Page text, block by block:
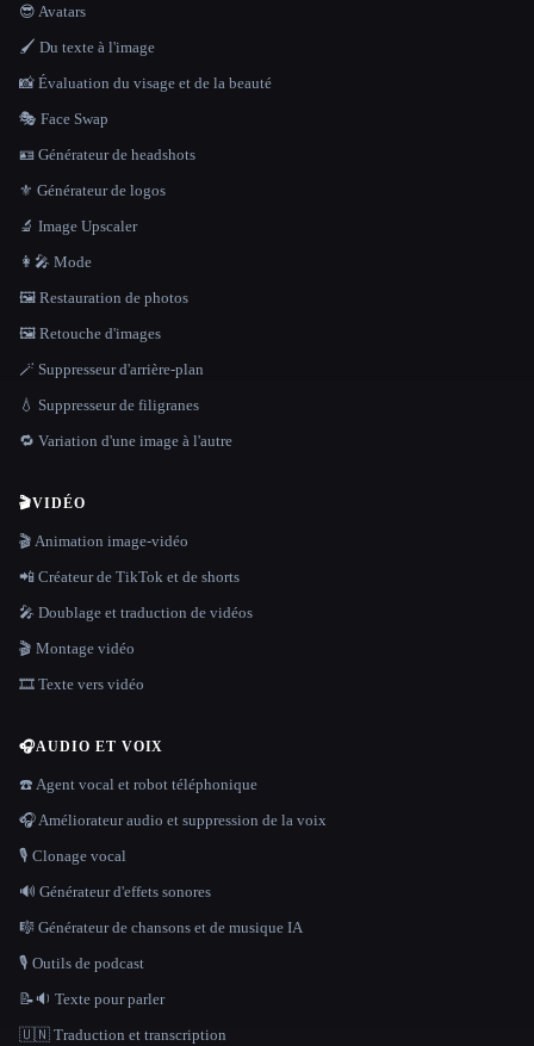
😎 Avatars
🖌️ Du texte à l'image
📸 Évaluation du visage et de la beauté
🎭 Face Swap
🪪 Générateur de headshots
⚜️ Générateur de logos
🔬 Image Upscaler
👩‍🎤 Mode
🖼️ Restauration de photos
🖼️ Retouche d'images
🪄 Suppresseur d'arrière-plan
💧 Suppresseur de filigranes
🔁 Variation d'une image à l'autre
🎬VIDÉO
🎬 Animation image-vidéo
📲 Créateur de TikTok et de shorts
🎤 Doublage et traduction de vidéos
🎬 Montage vidéo
🎞️ Texte vers vidéo
🎧AUDIO ET VOIX
☎️ Agent vocal et robot téléphonique
🎧 Améliorateur audio et suppression de la voix
🎙️ Clonage vocal
🔊 Générateur d'effets sonores
🎼 Générateur de chansons et de musique IA
🎙️ Outils de podcast
📝🔉 Texte pour parler
🇺🇳 Traduction et transcription